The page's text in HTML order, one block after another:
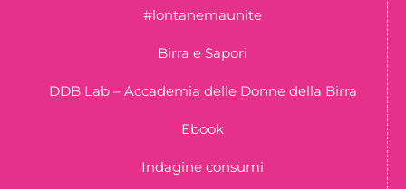
#lontanemaunite
Birra e Sapori
DDB Lab – Accademia delle Donne della Birra
Ebook
Indagine consumi